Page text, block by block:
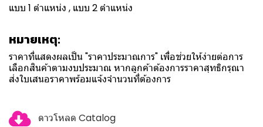
แบบ 1 ตำแหน่ง , แบบ 2 ตำแหน่ง
หมายเหตุ:
ราคาที่แสดงผลเป็น "ราคาประมาณการ" เพื่อช่วยให้ง่ายต่อการ
เลือกสินค้าตามงบประมาณ หากลูกค้าต้องการราคาสุทธิกรุณา
ส่งใบเสนอราคาพร้อมแจ้งจำนวนที่ต้องการ
ดาวโหลด Catalog